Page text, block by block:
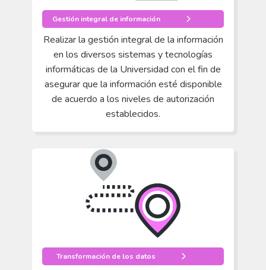
Gestión integral de información
Realizar la gestión integral de la información
en los diversos sistemas y tecnologías
informáticas de la Universidad con el fin de
asegurar que la información esté disponible
de acuerdo a los niveles de autorización
establecidos.
Transformación de los datos